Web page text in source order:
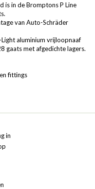
is in de Bromptons P Line
van Auto-Schräder
aluminium vrijloopnaaf
gaats met afgedichte lagers.
fittings
in